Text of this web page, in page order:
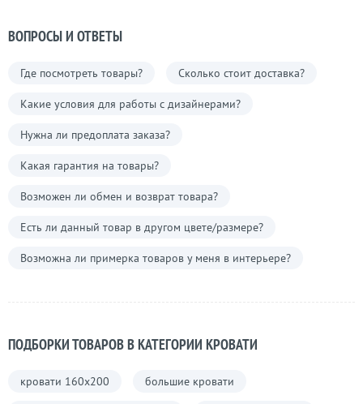
ВОПРОСЫ И ОТВЕТЫ
Где посмотреть товары? Сколько стоит доставка?
Какие условия для работы с дизайнерами?
Нужна ли предоплата заказа?
Какая гарантия на товары?
Возможен ли обмен и возврат товара?
Есть ли данный товар в другом цвете/размере?
Возможна ли примерка товаров у меня в интерьере?
ПОДБОРКИ ТОВАРОВ В КАТЕГОРИИ КРОВАТИ
кровати 160х200 большие кровати